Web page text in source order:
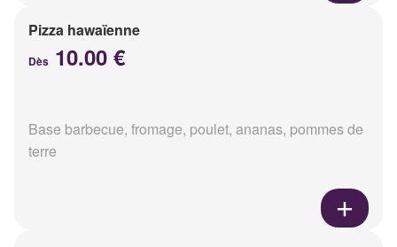
Pizza hawaïenne
Dès 10.00 €
Base barbecue, fromage, poulet, ananas, pommes de
terre